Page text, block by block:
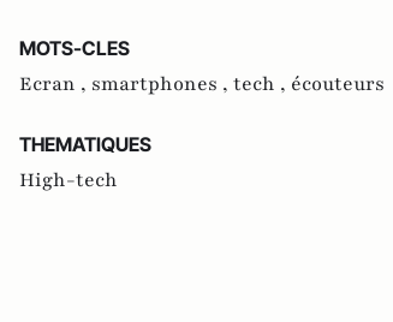
MOTS-CLES
Ecran , smartphones , tech , écouteurs
THEMATIQUES
High-tech